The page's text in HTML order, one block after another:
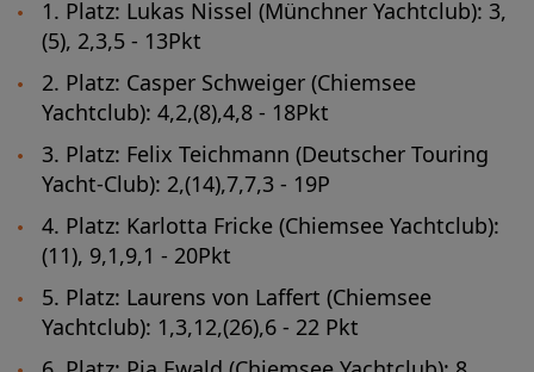
1. Platz: Lukas Nissel (Münchner Yachtclub): 3,
(5), 2,3,5 - 13Pkt
2. Platz: Casper Schweiger (Chiemsee
Yachtclub): 4,2,(8),4,8 - 18Pkt
3. Platz: Felix Teichmann (Deutscher Touring
Yacht-Club): 2,(14),7,7,3 - 19P
4. Platz: Karlotta Fricke (Chiemsee Yachtclub):
(11), 9,1,9,1 - 20Pkt
5. Platz: Laurens von Laffert (Chiemsee
Yachtclub): 1,3,12,(26),6 - 22 Pkt